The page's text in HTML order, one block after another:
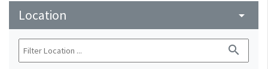
Location arrow_drop_down
search